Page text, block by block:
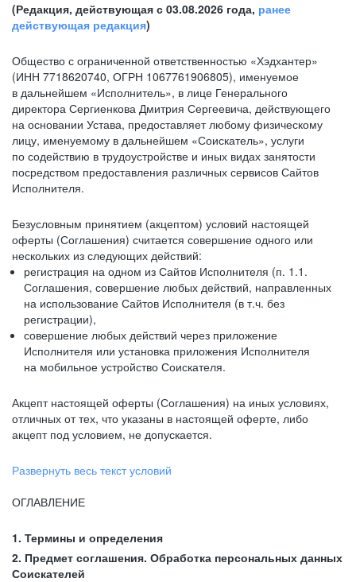
(Редакция, действующая с 03.08.2026 года, ранее
действующая редакция)
Общество с ограниченной ответственностью «Хэдхантер»
(ИНН 7718620740, ОГРН 1067761906805), именуемое
в дальнейшем «Исполнитель», в лице Генерального
директора Сергиенкова Дмитрия Сергеевича, действующего
на основании Устава, предоставляет любому физическому
лицу, именуемому в дальнейшем «Соискатель», услуги
по содействию в трудоустройстве и иных видах занятости
посредством предоставления различных сервисов Сайтов
Исполнителя.
Безусловным принятием (акцептом) условий настоящей
оферты (Соглашения) считается совершение одного или
нескольких из следующих действий:
регистрация на одном из Сайтов Исполнителя (п. 1.1.
Соглашения, совершение любых действий, направленных
на использование Сайтов Исполнителя (в т.ч. без
регистрации),
совершение любых действий через приложение
Исполнителя или установка приложения Исполнителя
на мобильное устройство Соискателя.
Акцепт настоящей оферты (Соглашения) на иных условиях,
отличных от тех, что указаны в настоящей оферте, либо
акцепт под условием, не допускается.
Развернуть весь текст условий
ОГЛАВЛЕНИЕ
1. Термины и определения
2. Предмет соглашения. Обработка персональных данных
Соискателей